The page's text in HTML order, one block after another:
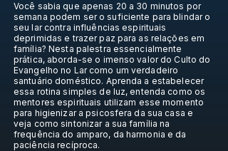
Você sabia que apenas 20 a 30 minutos por
semana podem ser o suficiente para blindar o
seu lar contra influências espirituais
deprimidas e trazer paz para as relações em
família? Nesta palestra essencialmente
prática, aborda-se o imenso valor do Culto do
Evangelho no Lar como um verdadeiro
santuário doméstico. Aprenda a estabelecer
essa rotina simples de luz, entenda como os
mentores espirituais utilizam esse momento
para higienizar a psicosfera da sua casa e
veja como sintonizar a sua família na
frequência do amparo, da harmonia e da
paciência recíproca.